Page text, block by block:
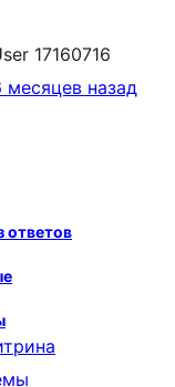
17160716
месяцев назад
ответов